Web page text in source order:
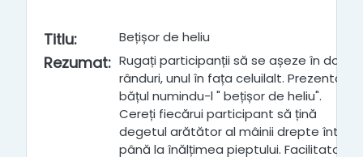
Titlu: Bețișor de heliu
Rezumat: Rugați participanții să se așeze în două
rânduri, unul în fața celuilalt. Prezentați
bățul numindu-l " bețișor de heliu".
Cereți fiecărui participant să țină
degetul arătător al mâinii drepte întins
până la înălțimea pieptului. Facilitatorul